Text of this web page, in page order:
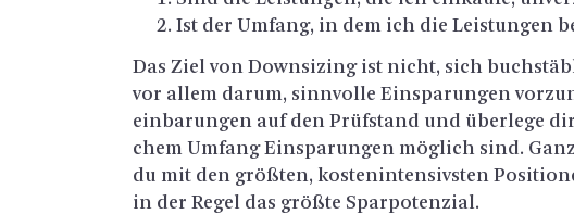
Ist der Um­fang, in dem ich die Leis­tun­gen
Das Ziel von Down­si­zing ist nicht, sich
vor allem darum, sinn­vol­le Ein­spa­run­gen
ein­ba­run­gen auf den Prüf­stand und über­le­ge
chem Um­fang Ein­spa­run­gen mög­lich sind.
du mit den grö­ß­ten, kos­ten­in­ten­sivs­ten
in der Regel das grö­ß­te Spar­po­ten­zi­al.